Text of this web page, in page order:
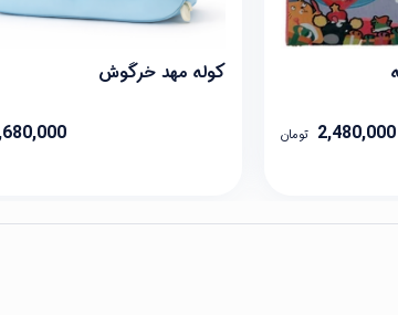
2,480,000 تومان
کوله مهد خرگوش